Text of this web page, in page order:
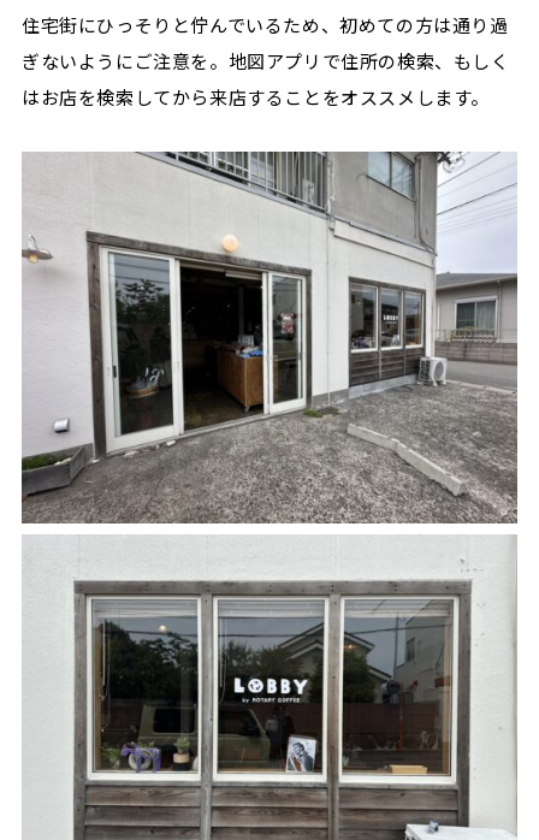
住宅街にひっそりと佇んでいるため、初めての方は通り過
ぎないようにご注意を。地図アプリで住所の検索、もしく
はお店を検索してから来店することをオススメします。